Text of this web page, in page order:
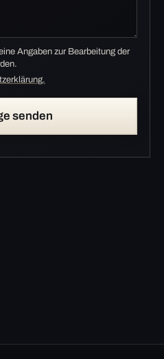
Angaben zur Bearbeitung der
senden